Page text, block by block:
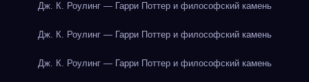
Дж. К. Роулинг — Гарри Поттер и философский камень
Дж. К. Роулинг — Гарри Поттер и философский камень
Дж. К. Роулинг — Гарри Поттер и философский камень